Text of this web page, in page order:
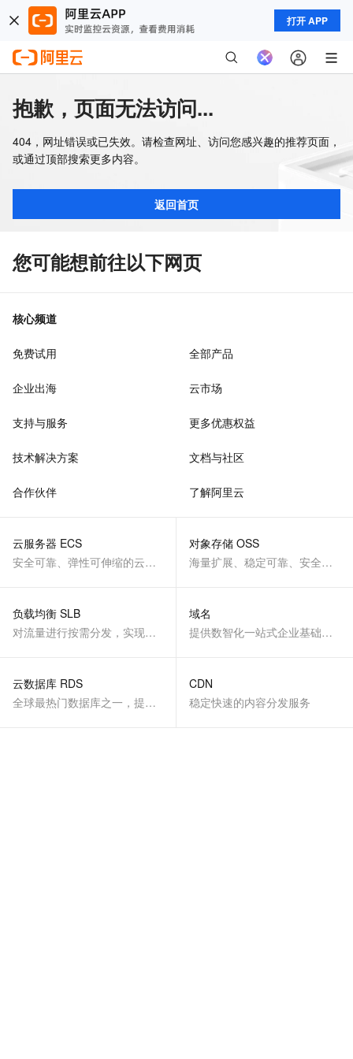
打开 APP
抱歉，页面无法访问...
404，网址错误或已失效。请检查网址、访问您感兴趣的推荐页面，
或通过顶部搜索更多内容。
返回首页
您可能想前往以下网页
核心频道
免费试用 全部产品
企业出海 云市场
支持与服务 更多优惠权益
技术解决方案 文档与社区
合作伙伴 了解阿里云
云服务器 ECS
安全可靠、弹性可伸缩的云计算服务
对象存储 OSS
海量扩展、稳定可靠、安全、低成本、智能
负载均衡 SLB
对流量进行按需分发，实现应用高可用
域名
提供数智化一站式企业基础服务
云数据库 RDS
全球最热门数据库之一，提供全托管的稳定服务
CDN
稳定快速的内容分发服务